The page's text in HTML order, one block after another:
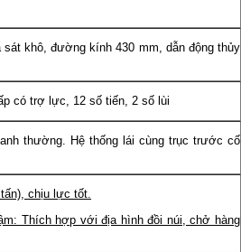
đường kính 430 mm, dẫn động thủy
trợ lực, 12 số tiến, 2 số lùi
Hệ thống lái cùng trục trước cố
tấn), chịu lực tốt.
Thích hợp với địa hình đồi núi, chở hàng